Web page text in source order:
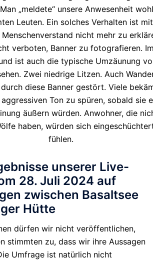
„meldete“ unsere Anwesenheit wohl
Leuten. Ein solches Verhalten ist mit
nicht mehr zu
verboten, Banner zu fotografieren.
ist auch die typische Umzäunung
Zwei niedrige Litzen. Auch
diese Banner gestört. Viele
Ton zu spüren, sobald sie
äußern würden. Anwohner, die
haben, würden sich
fühlen.
unserer Live-
28. Juli 2024 auf
zwischen Basaltsee
Hütte
dürfen wir nicht veröffentlichen,
stimmten zu, dass wir ihre Aussagen
Umfrage ist natürlich nicht